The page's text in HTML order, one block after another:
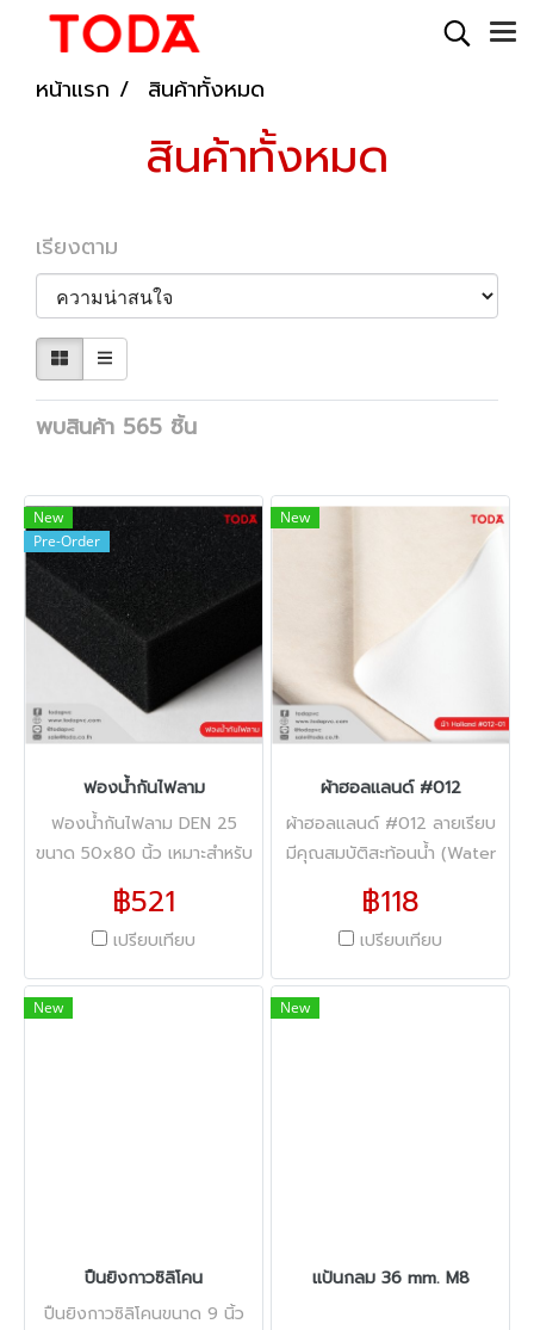
หน้าแรก สินค้าทั้งหมด
สินค้าทั้งหมด
เรียงตาม
พบสินค้า 565 ชิ้น
New
Pre-Order
ฟองน้ำกันไฟลาม
ฟองน้ำกันไฟลาม DEN 25
ขนาด 50x80 นิ้ว เหมาะสำหรับ
งานเฟอร์นิเจอร์และตกแต่ง
ภายใน เพิ่มความปลอดภัยใน
การใช้งาน **สินค้าพรีออเดอร์
3 วัน**
฿521
เปรียบเทียบ
New
ผ้าฮอลแลนด์ #012
ผ้าฮอลแลนด์ #012 ลายเรียบ
มีคุณสมบัติสะท้อนน้ำ (Water
Repellent) ความกว้าง 57" น้ำ
หนัก 360 gsm.
฿118
เปรียบเทียบ
New
ปืนยิงกาวซิลิโคน
ปืนยิงกาวซิลิโคนขนาด 9 นิ้ว
New
แป้นกลม 36 mm. M8